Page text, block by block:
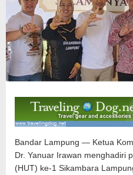
Bandar Lampung — Ketua
Dr. Yanuar Irawan menghadiri
(HUT) ke-1 Sikambara